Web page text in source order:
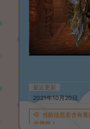
最近更新
2021年10月20日
当前信息若含有
此举报！